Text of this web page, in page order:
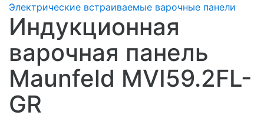
Электрические встраиваемые варочные панели
Индукционная
варочная панель
Maunfeld MVI59.2FL-
GR